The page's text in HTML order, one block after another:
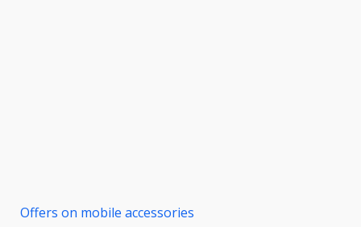
Offers on mobile accessories